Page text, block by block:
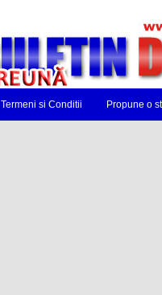
Termeni si Conditii Propune o